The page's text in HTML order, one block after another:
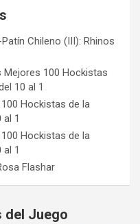
Chileno (III): Rhinos
Mejores 100 Hockistas
10 al 1
Hockistas de la
1
Hockistas de la
1
Flashar
del Juego